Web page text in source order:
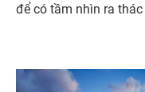
để có tầm nhìn ra